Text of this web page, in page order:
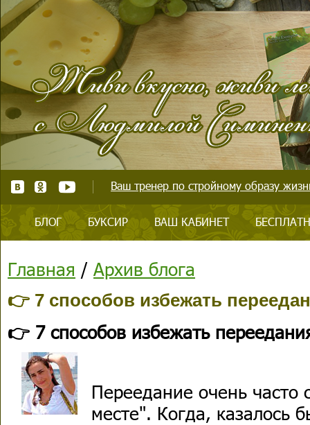
Ваш тренер по стройному образу
БЛОГ БУКСИР ВАШ КАБИНЕТ
Главная / Архив блога
👉 7 способов избежать
👉 7 способов избежать
Переедание очень часто
месте". Когда, казалось